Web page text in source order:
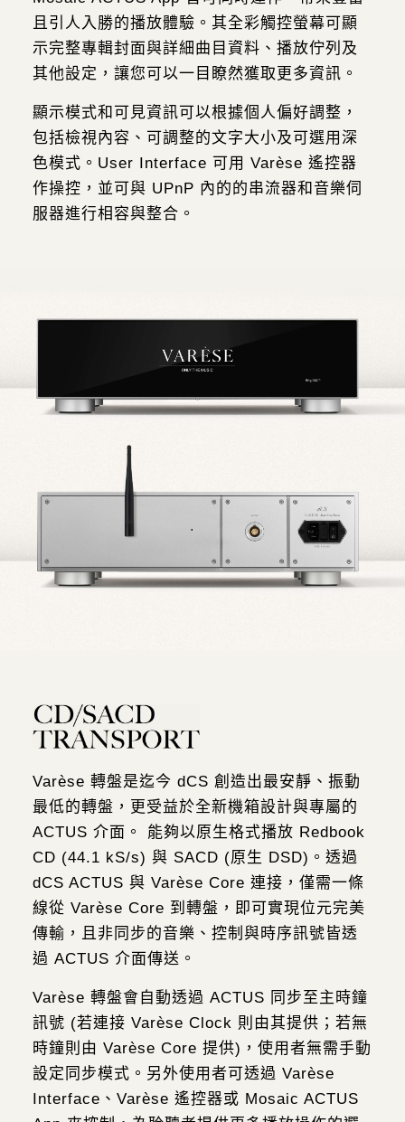
且引人入勝的播放體驗。 其全彩觸控螢幕可顯
示完整專輯封面與詳細曲目資料、播放佇列及
其他設定，讓您可以一目瞭然獲取更多資訊。
顯示模式和可見資訊可以根據個人偏好調整，
包括檢視內容、可調整的文字大小及可選用深
色模式。 User Interface 可用 Varèse 遙控器
作操控，並可與 UPnP 內的的串流器和音樂伺
服器進行相容與整合。
Varèse 轉盤是迄今 dCS 創造出最安靜、振動
最低的轉盤，更受益於全新機箱設計與專屬的
ACTUS 介面。 能夠以原生格式播放 Redbook
CD (44.1 kS/s) 與 SACD (原生 DSD)。透過
dCS ACTUS 與 Varèse Core 連接，僅需一條
線從 Varèse Core 到轉盤，即可實現位元完美
傳輸，且非同步的音樂、控制與時序訊號皆透
過 ACTUS 介面傳送。
Varèse 轉盤會自動透過 ACTUS 同步至主時鐘
訊號 (若連接 Varèse Clock 則由其提供；若無
時鐘則由 Varèse Core 提供)，使用者無需手動
設定同步模式。另外使用者可透過 Varèse
Interface、Varèse 遙控器或 Mosaic ACTUS